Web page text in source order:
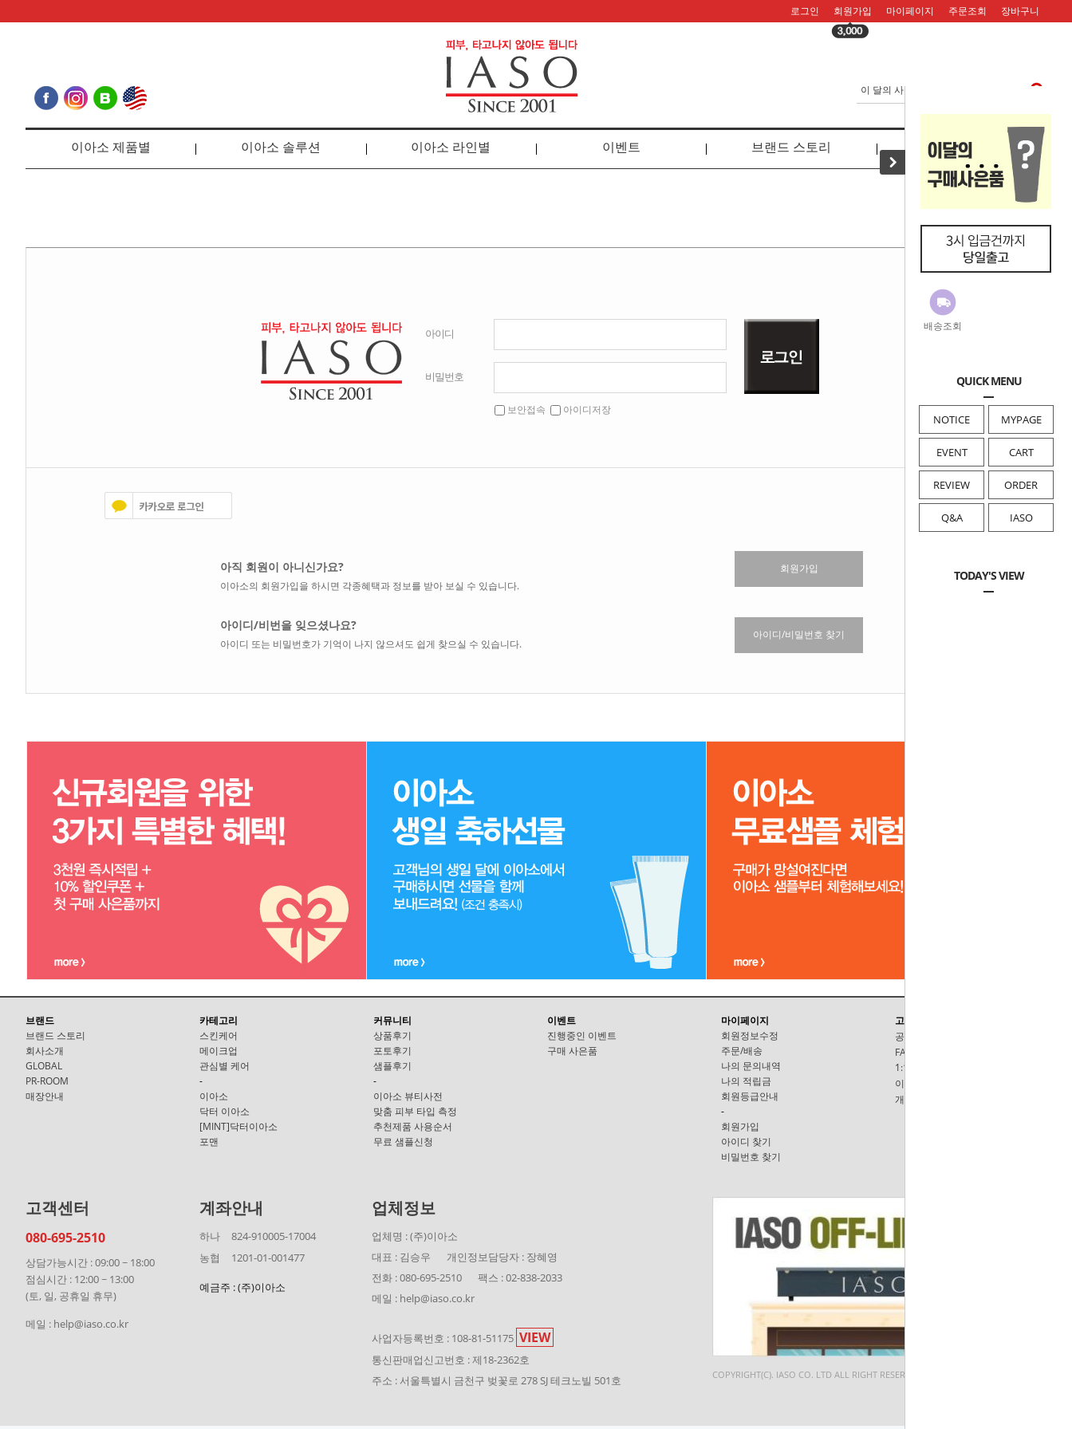
배송조회
QUICK MENU
NOTICE MYPAGE
EVENT CART
REVIEW ORDER
Q&A IASO
TODAY'S VIEW
로그인 회원가입 마이페이지 주문조회 장바구니
이아소 제품별 이아소 솔루션 이아소 라인별 이벤트 브랜드 스토리 리뷰
아이디
비밀번호
보안접속 아이디저장
아직 회원이 아니신가요?
이아소의 회원가입을 하시면 각종혜택과 정보를 받아 보실 수 있습니다.
회원가입
아이디/비번을 잊으셨나요?
아이디 또는 비밀번호가 기억이 나지 않으셔도 쉽게 찾으실 수 있습니다.
아이디/비밀번호 찾기
브랜드
브랜드 스토리
회사소개
GLOBAL
PR-ROOM
매장안내
카테고리
스킨케어
메이크업
관심별 케어
-
이아소
닥터 이아소
[MINT]닥터이아소
포맨
커뮤니티
상품후기
포토후기
샘플후기
-
이아소 뷰티사전
맞춤 피부 타입 측정
추천제품 사용순서
무료 샘플신청
이벤트
진행중인 이벤트
구매 사은품
마이페이지
회원정보수정
주문/배송
나의 문의내역
나의 적립금
회원등급안내
-
회원가입
아이디 찾기
비밀번호 찾기
고객센터
공지사항
FAQ
1:1문의
이용안내
개인정보보호정책
고객센터
080-695-2510
상담가능시간 : 09:00 ~ 18:00
점심시간 : 12:00 ~ 13:00
(토, 일, 공휴일 휴무)
메일 : help@iaso.co.kr
계좌안내
하나
824-910005-17004
농협
1201-01-001477
예금주 : (주)이아소
업체정보
업체명 : (주)이아소
대표 : 김승우
개인정보담당자 : 장혜영
전화 : 080-695-2510
팩스 : 02-838-2033
메일 : help@iaso.co.kr
사업자등록번호 : 108-81-51175 VIEW
통신판매업신고번호 : 제18-2362호
주소 : 서울특별시 금천구 벚꽃로 278 SJ 테크노빌 501호
COPYRIGHT(C). IASO CO. LTD ALL RIGHT RESERVED.